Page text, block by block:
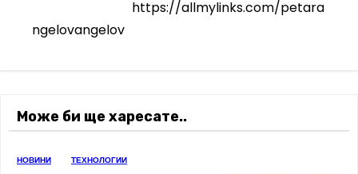
https://allmylinks.com/petara
ngelovangelov
Може би ще харесате..
НОВИНИ ТЕХНОЛОГИИ